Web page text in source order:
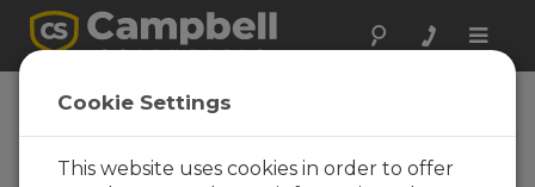
Toggle
Mapa del sitio
Enlaces a los principales
apartados de la web
Campbell Scientific
Cookie Settings
This website uses cookies in order to offer